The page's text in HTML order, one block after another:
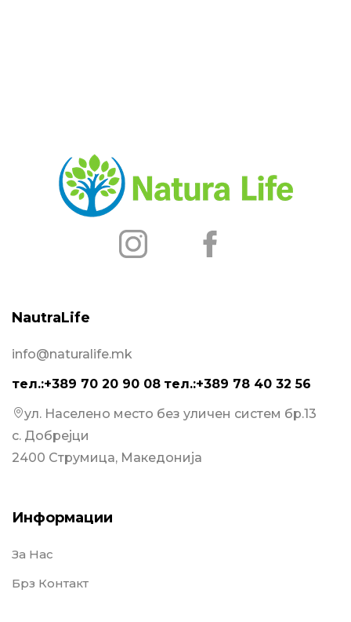
NautraLife
info@naturalife.mk
тел.:+389 70 20 90 08 тел.:+389 78 40 32 56
ул. Населено место без уличен систем бр.13
с. Добрејци
2400 Струмица, Македонија
Информации
За Нас
Брз Контакт